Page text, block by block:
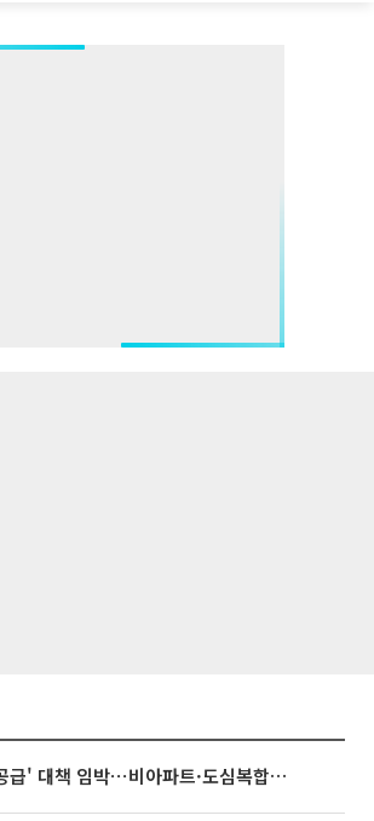
영끌 '주택공급' 대책 임박⋯비아파트·도심복합까지 총동원